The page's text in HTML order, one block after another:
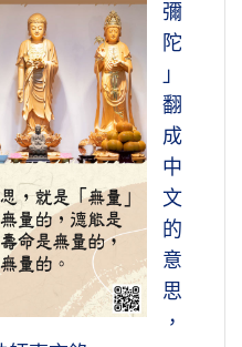
彌
陀
」
翻
成
中
文
的
意
思
，